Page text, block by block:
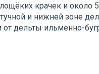
крачек и около
и нижней зоне
от дельты ильменно-